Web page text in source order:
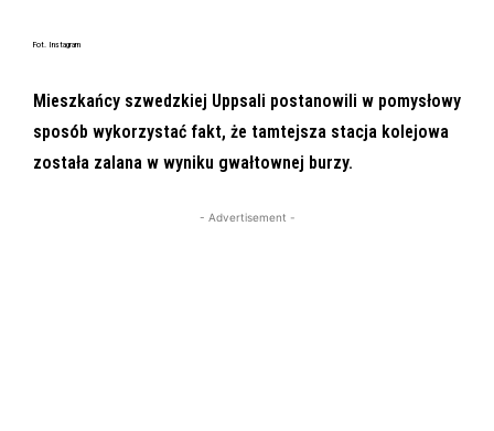
Fot. Instagram
Mieszkańcy szwedzkiej Uppsali postanowili w pomysłowy
sposób wykorzystać fakt, że tamtejsza stacja kolejowa
została zalana w wyniku gwałtownej burzy.
- Advertisement -